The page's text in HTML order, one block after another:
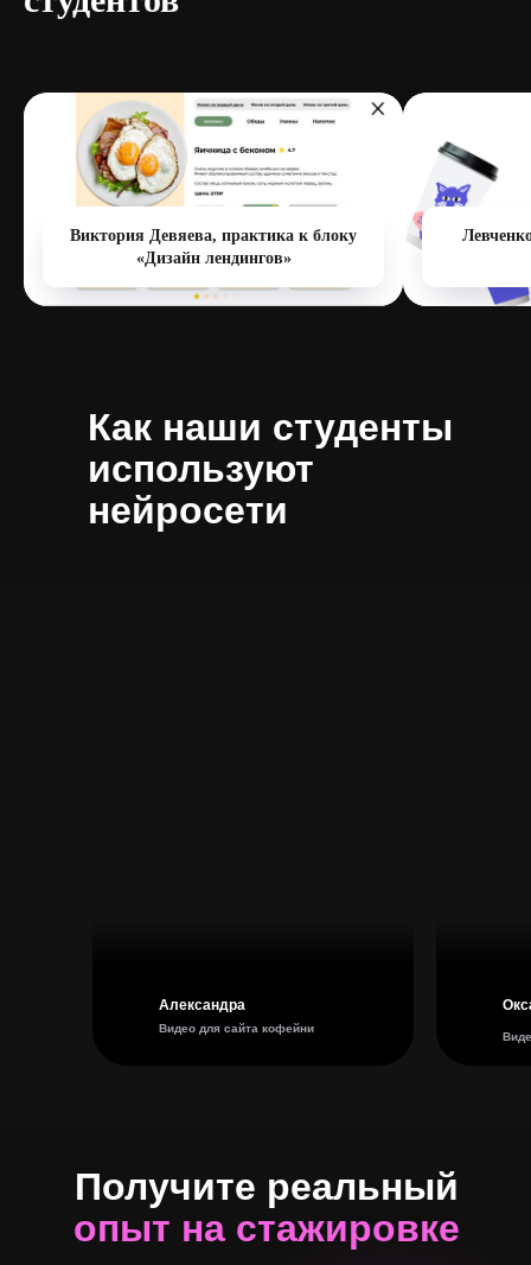
Виктория Девяева, практика к блоку
«Дизайн лендингов»
Как наши студенты
используют
нейросети
Видео для сайта кофейни
Александра
Получите реальный
опыт на стажировке